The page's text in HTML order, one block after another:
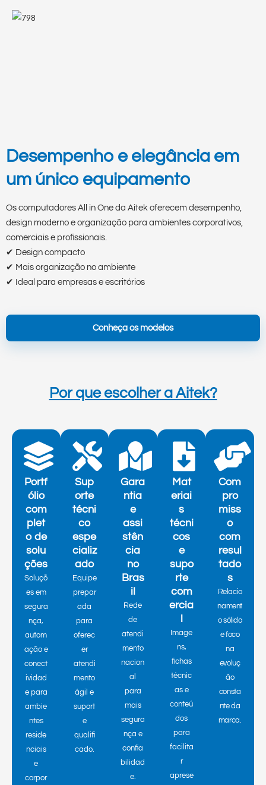
Desempenho e elegância em
um único equipamento
Os computadores All in One da Aitek oferecem desempenho,
design moderno e organização para ambientes corporativos,
comerciais e profissionais.
✔ Design compacto
✔ Mais organização no ambiente
✔ Ideal para empresas e escritórios
Conheça os modelos
Por que escolher a Aitek?
Portf
ólio
com
plet
o de
solu
ções
Soluçõ
es em
segura
nça,
autom
ação e
conect
ividad
e para
ambie
ntes
reside
nciais
e
corpor
Sup
orte
técni
co
espe
cializ
ado
Equipe
prepar
ada
para
oferec
er
atendi
mento
ágil e
suport
e
qualifi
cado.
Gara
ntia
e
assi
stên
cia
no
Bras
il
Rede
de
atendi
mento
nacion
al
para
mais
segura
nça e
confia
bilidad
e.
Mat
eriai
s
técni
cos
e
supo
rte
com
ercia
Image
ns,
fichas
técnic
as e
conteú
dos
para
facilita
r
aprese
Com
pro
miss
o
com
resul
tado
s
Relacio
nament
o sólido
e foco
na
evoluç
ão
consta
nte da
marca.